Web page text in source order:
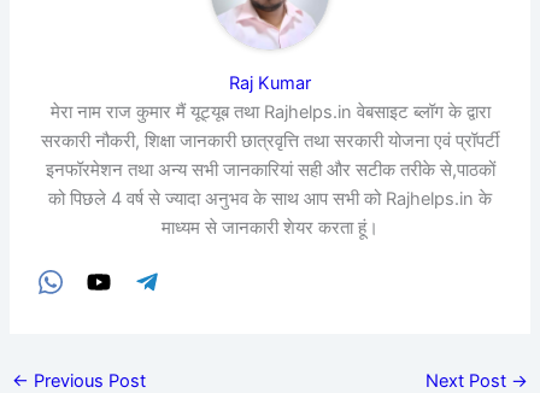
Raj Kumar
मेरा नाम राज कुमार मैं यूट्यूब तथा Rajhelps.in वेबसाइट ब्लॉग के द्वारा
सरकारी नौकरी, शिक्षा जानकारी छात्रवृत्ति तथा सरकारी योजना एवं प्रॉपर्टी
इनफॉरमेशन तथा अन्य सभी जानकारियां सही और सटीक तरीके से,पाठकों
को पिछले 4 वर्ष से ज्यादा अनुभव के साथ आप सभी को Rajhelps.in के
माध्यम से जानकारी शेयर करता हूं।
← Previous Post Next Post →